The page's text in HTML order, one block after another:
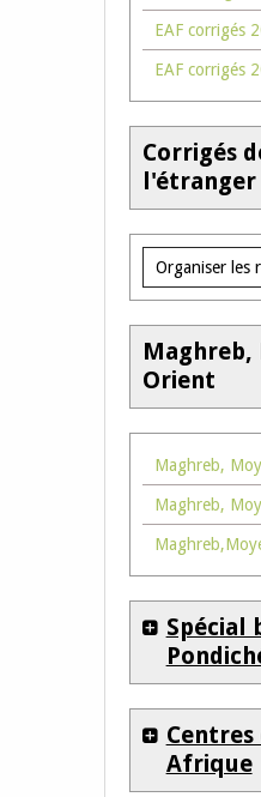
EAF corrigés
EAF corrigés
Corrigés
l'étranger
Maghreb,
Orient
Maghreb,
Maghreb,
Spécial
Afrique